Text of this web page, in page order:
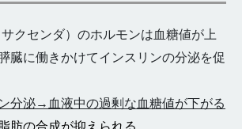
クセンダ）のホルモンは血糖値が上
臓に働きかけてインスリンの分泌を促
分泌→血液中の過剰な血糖値が下がる
脂肪の合成が抑えられる。